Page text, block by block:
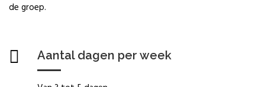
de groep.
Aantal dagen per week